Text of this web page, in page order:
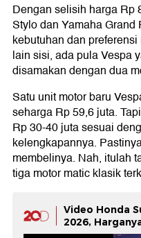
Dengan selisih harga Rp
Stylo dan Yamaha
kebutuhan dan
lain sisi, ada pula Vespa
disamakan dengan dua
Satu unit motor baru
seharga Rp 59,6 juta.
Rp 30-40 juta sesuai
kelengkapannya.
membelinya. Nah, itulah
tiga motor matic klasik
Video Honda
2026,